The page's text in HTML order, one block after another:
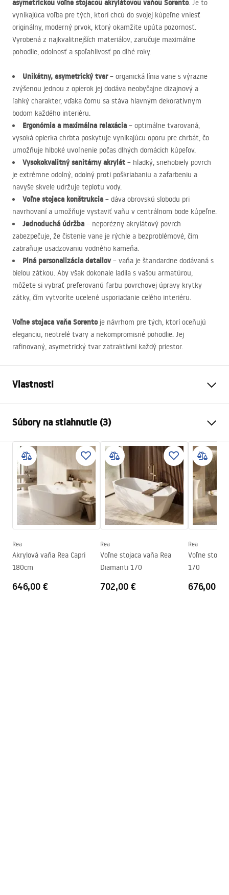
asymetrickou voľne stojacou akrylátovou vaňou Sorento. Je to
vynikajúca voľba pre tých, ktorí chcú do svojej kúpeľne vniesť
originálny, moderný prvok, ktorý okamžite upúta pozornosť.
Vyrobená z najkvalitnejších materiálov, zaručuje maximálne
pohodlie, odolnosť a spoľahlivosť po dlhé roky.
Unikátny, asymetrický tvar– organická línia vane s výrazne
zvýšenou jednou z opierok jej dodáva neobyčajne dizajnový a
ľahký charakter, vďaka čomu sa stáva hlavným dekoratívnym
bodom každého interiéru.
Ergonómia a maximálna relaxácia – optimálne tvarovaná,
vysoká opierka chrbta poskytuje vynikajúcu oporu pre chrbát, čo
umožňuje hlboké uvoľnenie počas dlhých domácich kúpeľov.
Vysokokvalitný sanitárny akrylát – hladký, snehobiely povrch
je extrémne odolný, odolný proti poškriabaniu a zafarbeniu a
navyše skvele udržuje teplotu vody.
Voľne stojaca konštrukcia – dáva obrovskú slobodu pri
navrhovaní a umožňuje vystaviť vaňu v centrálnom bode kúpeľne.
Jednoduchá údržba – neporézny akrylátový povrch
zabezpečuje, že čistenie vane je rýchle a bezproblémové, čím
zabraňuje usadzovaniu vodného kameňa.
Plná personalizácia detailov– vaňa je štandardne dodávaná s
bielou zátkou. Aby však dokonale ladila s vašou armatúrou,
môžete si vybrať preferovanú farbu povrchovej úpravy krytky
zátky, čím vytvoríte ucelené usporiadanie celého interiéru.
Voľne stojaca vaňa Sorentoje návrhom pre tých, ktorí oceňujú
eleganciu, neotrelé tvary a nekompromisné pohodlie. Jej
rafinovaný, asymetrický tvar zatraktívni každý priestor.
Vlastnosti
Farba
Materiál
Akryl
Dĺžka
1820
Šírka
785mm
Výška
765 mm
Strana montáže
Univerzálna
Zátka a sifón v cene
Áno
Záruka
Súbory na stiahnutie (3)
Manual
Instrukcja_wanien_przy__ciennych.pdf
Bezpečnostné informácie
WARUNKI_BEZPIECZENSTWA_WANNY.pdf
Warranty_Terms_and_Conditions_Bathtubs.pdf
Rea
Akrylová vaňa Rea Capri
180cm
646,00 €
Rea
Voľne stojaca vaňa Rea
Diamanti 170
702,00 €
Rea
Voľne
170
676,00 €